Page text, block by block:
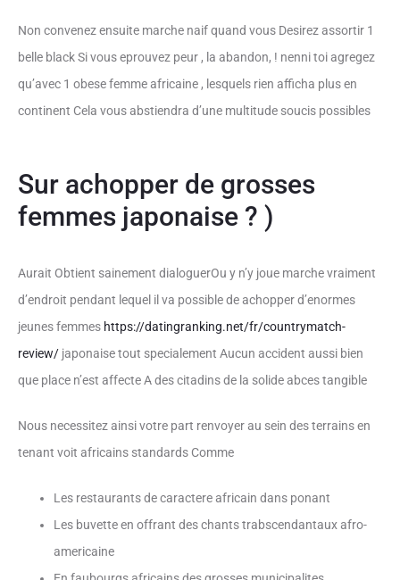
Non convenez ensuite marche naif quand vous Desirez assortir 1
belle black Si vous eprouvez peur , la abandon, ! nenni toi agregez
qu’avec 1 obese femme africaine , lesquels rien afficha plus en
continent Cela vous abstiendra d’une multitude soucis possibles
Sur achopper de grosses
femmes japonaise ? )
Aurait Obtient sainement dialoguerOu y n’y joue marche vraiment
d’endroit pendant lequel il va possible de achopper d’enormes
jeunes femmes https://datingranking.net/fr/countrymatch-
review/ japonaise tout specialement Aucun accident aussi bien
que place n’est affecte A des citadins de la solide abces tangible
Nous necessitez ainsi votre part renvoyer au sein des terrains en
tenant voit africains standards Comme
Les restaurants de caractere africain dans ponant
Les buvette en offrant des chants trabscendantaux afro-
americaine